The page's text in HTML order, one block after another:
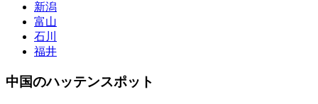
新潟
富山
石川
福井
中国のハッテンスポット